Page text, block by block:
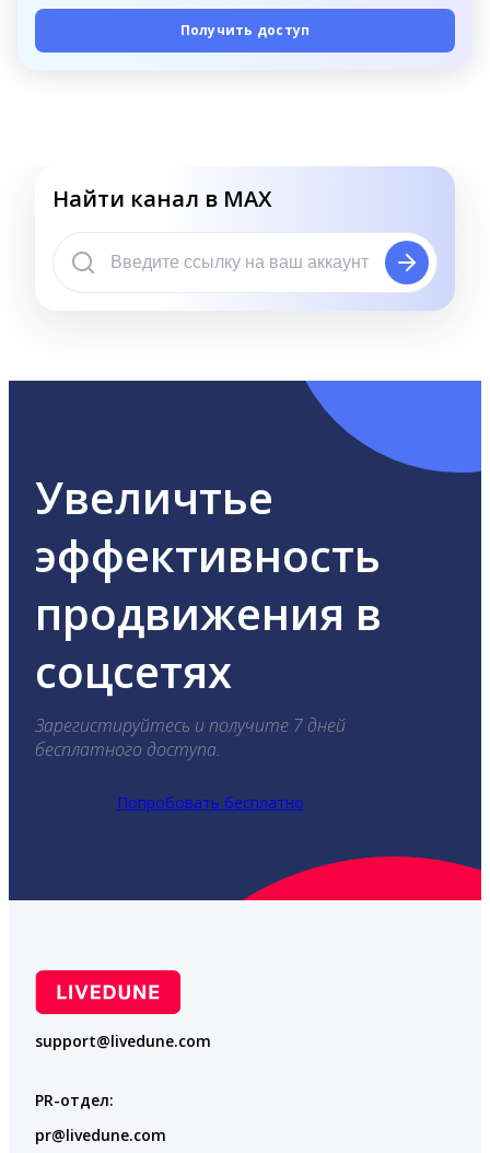
Получить доступ
Найти канал в MAX
Увеличтье
эффективность
продвижения в
соцсетях
Зарегистируйтесь и получите 7 дней
бесплатного доступа.
Попробовать бесплатно
support@livedune.com
PR-отдел:
pr@livedune.com